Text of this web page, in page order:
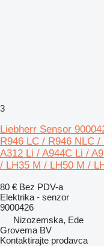
3
Liebherr Sensor
R946 LC / R946 NLC
A312 Li / A944C Li /
/ LH35 M / LH50 M /
80 € Bez PDV-a
Elektrika - senzor
9000426
Nizozemska, Ede
Grovema BV
Kontaktirajte prodavca